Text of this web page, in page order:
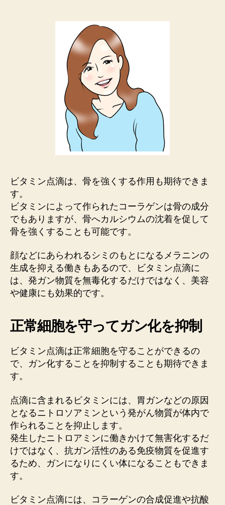
ビタミン点滴は、骨を強くする作用も期待できま
す。
ビタミンによって作られたコーラゲンは骨の成分
でもありますが、骨へカルシウムの沈着を促して
骨を強くすることも可能です。
顔などにあらわれるシミのもとになるメラニンの
生成を抑える働きもあるので、ビタミン点滴に
は、発ガン物質を無毒化するだけではなく、美容
や健康にも効果的です。
正常細胞を守ってガン化を抑制
ビタミン点滴は正常細胞を守ることができるの
で、ガン化することを抑制することも期待できま
す。
点滴に含まれるビタミンには、胃ガンなどの原因
となるニトロソアミンという発がん物質が体内で
作られることを抑止します。
発生したニトロアミンに働きかけて無害化するだ
けではなく、抗ガン活性のある免疫物質を促進す
るため、ガンになりにくい体になることもできま
す。
ビタミン点滴には、コラーゲンの合成促進や抗酸